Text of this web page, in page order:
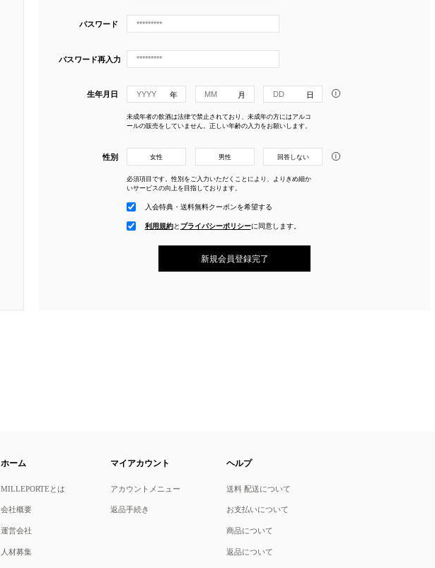
パスワード
パスワード再入力
生年月日 i
未成年者の飲酒は法律で禁止されており、未成年の方にはアルコ
ールの販売をしていません。正しい年齢の入力をお願いします。
性別 女性 男性 回答しない i
必須項目です。性別をご入力いただくことにより、よりきめ細か
いサービスの向上を目指しております。
入会特典・送料無料クーポンを希望する
利用規約と プライバシーポリシーに 同意します。
ホーム
MILLEPORTEとは
会社概要
運営会社
人材募集
マイアカウント
アカウントメニュー
返品手続き
ヘルプ
送料 配送について
お支払いについて
商品について
返品について